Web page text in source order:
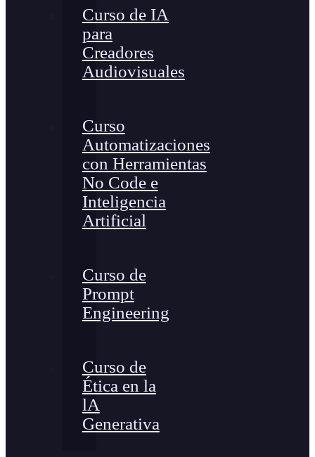
Curso de IA
para
Creadores
Audiovisuales
Curso
Automatizaciones
con Herramientas
No Code e
Inteligencia
Artificial
Curso de
Prompt
Engineering
Curso de
Ética en la
lA
Generativa